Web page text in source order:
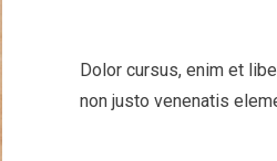
Dolor cursus, enim et
non justo venenatis